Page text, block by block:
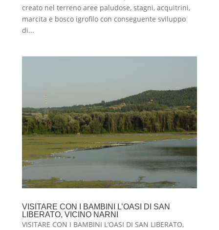
creato nel terreno aree paludose, stagni, acquitrini,
marcita e bosco igrofilo con conseguente sviluppo
di...
VISITARE CON I BAMBINI L’OASI DI SAN
LIBERATO, VICINO NARNI
VISITARE CON I BAMBINI L’OASI DI SAN LIBERATO,